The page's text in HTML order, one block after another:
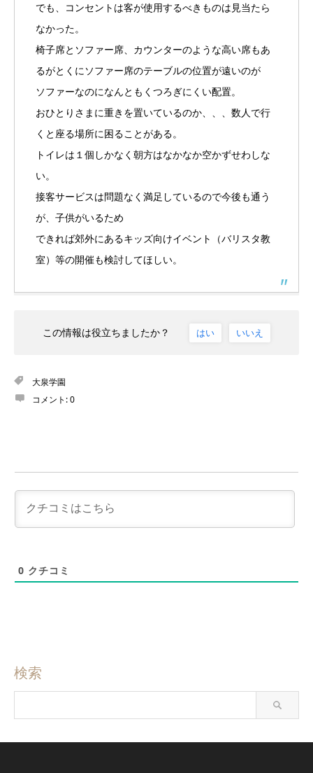
でも、コンセントは客が使用するべきものは見当たら
なかった。
椅子席とソファー席、カウンターのような高い席もあ
るがとくにソファー席のテーブルの位置が遠いのが
ソファーなのになんともくつろぎにくい配置。
おひとりさまに重きを置いているのか、、、数人で行
くと座る場所に困ることがある。
トイレは１個しかなく朝方はなかなか空かずせわしな
い。
接客サービスは問題なく満足しているので今後も通う
が、子供がいるため
できれば郊外にあるキッズ向けイベント（バリスタ教
室）等の開催も検討してほしい。
この情報は役立ちましたか？ はい いいえ
大泉学園
コメント:0
0 クチコミ
検索